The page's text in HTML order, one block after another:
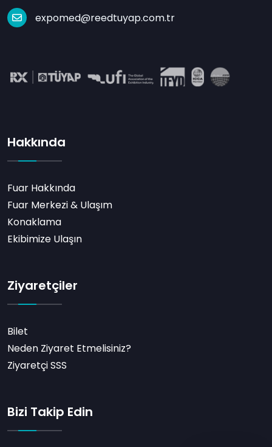
expomed@reedtuyap.com.tr
Hakkında
Fuar Hakkında
Fuar Merkezi & Ulaşım
Konaklama
Ekibimize Ulaşın
Ziyaretçiler
Bilet
Neden Ziyaret Etmelisiniz?
Ziyaretçi SSS
Bizi Takip Edin